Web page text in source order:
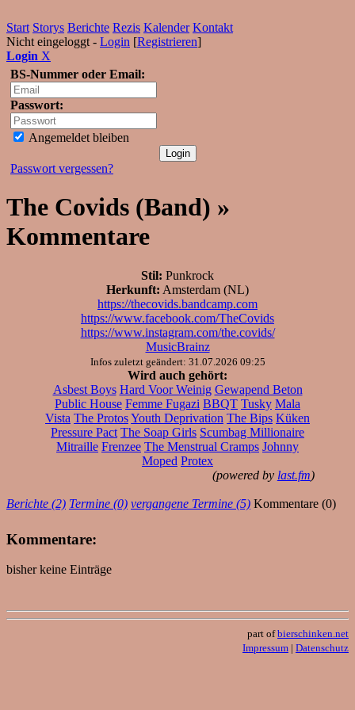
Start Storys Berichte Rezis Kalender Kontakt
Nicht eingeloggt - Login [Registrieren]
Login X
BS-Nummer oder Email:
Passwort:
Angemeldet bleiben
Passwort vergessen?
The Covids (Band) »
Kommentare
Stil: Punkrock
Herkunft: Amsterdam (NL)
https://thecovids.bandcamp.com
https://www.facebook.com/TheCovids
https://www.instagram.com/the.covids/
MusicBrainz
Infos zuletzt geändert: 31.07.2026 09:25
Wird auch gehört:
Asbest Boys Hard Voor Weinig Gewapend Beton
Public House Femme Fugazi BBQT Tusky Mala
Vista The ProtosYouth Deprivation The Bips Küken
Pressure Pact The Soap Girls Scumbag Millionaire
Mitraille Frenzee The Menstrual Cramps Johnny
Moped Protex
(powered by last.fm)
Berichte (2) Termine (0) vergangene Termine (5) Kommentare (0)
Kommentare:
bisher keine Einträge
part ofbierschinken.net
Impressum | Datenschutz